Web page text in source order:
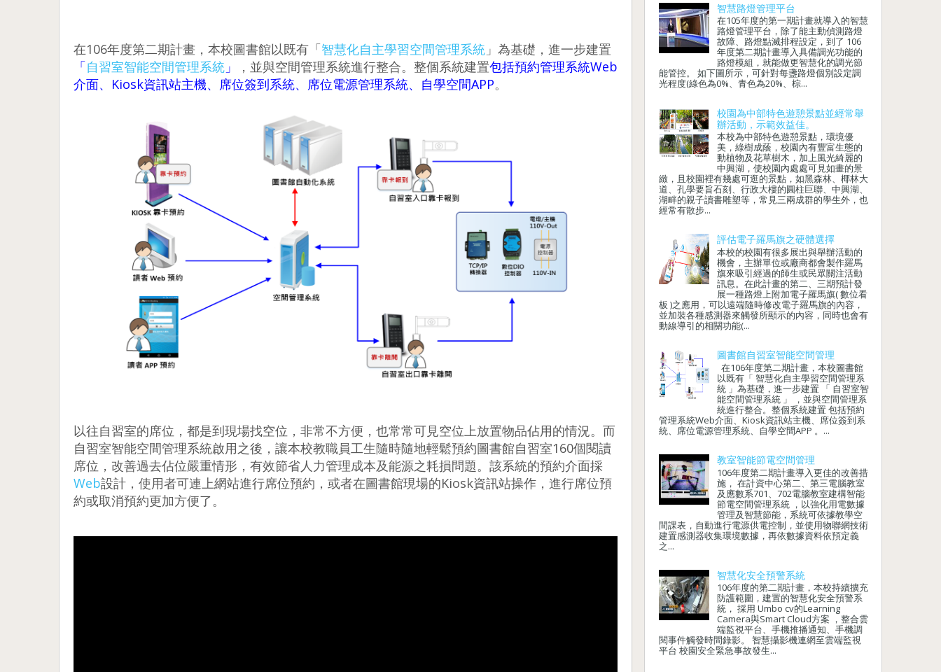
在106年度第二期計畫，本校圖書館以既有「智慧化自主學習空間管理系統 」為基礎，進一步建置
「自習室智能空間管理系統 」 ，並與空間管理系統進行整合。整個系統建置包括預約管理系統Web
介面、Kiosk資訊站主機、席位簽到系統、席位電源管理系統、自學空間APP。
以往自習室的席位，都是到現場找空位，非常不方便，也常常可見空位上放置物品佔用的情況。而
自習室智能空間管理系統啟用之後，讓本校教職員工生隨時隨地輕鬆預約圖書館自習室160個閱讀
席位，改善過去佔位嚴重情形，有效節省人力管理成本及能源之耗損問題。該系統的預約介面採
Web設計，使用者可連上網站進行席位預約，或者在圖書館現場的Kiosk資訊站操作，進行席位預
約或取消預約更加方便了。
智慧路燈管理平台
在105年度的第一期計畫就導入的智慧
路燈管理平台，除了能主動偵測路燈
故障、路燈點滅排程設定，到了 106
年度第二期計畫導入具備調光功能的
路燈模組，就能做更智慧化的調光節
能管控。 如下圖所示，可針對每盞路燈個別設定調
光程度(綠色為0%、青色為20%、棕...
校園為中部特色遊憩景點並經常舉
辦活動，示範效益佳。
本校為中部特色遊憩景點，環境優
美，綠樹成蔭，校園內有豐富生態的
動植物及花草樹木，加上風光綺麗的
中興湖，使校園內處處可見如畫的景
緻，且校園裡有幾處可逛的景點，如黑森林、椰林大
道、孔學要旨石刻、行政大樓的圓柱巨聯、中興湖、
湖畔的親子讀書雕塑等，常見三兩成群的學生外，也
經常有散步...
評估電子羅馬旗之硬體選擇
本校的校園有很多展出與舉辦活動的
機會，主辦單位或廠商都會製作羅馬
旗來吸引經過的師生或民眾關注活動
訊息。在此計畫的第二、三期預計發
展一種路燈上附加電子羅馬旗( 數位看
板 )之應用，可以遠端隨時修改電子羅馬旗的內容，
並加裝各種感測器來觸發所顯示的內容，同時也會有
動線導引的相關功能(...
圖書館自習室智能空間管理
在106年度第二期計畫，本校圖書館
以既有「 智慧化自主學習空間管理系
統 」為基礎，進一步建置 「 自習室智
能空間管理系統 」 ，並與空間管理系
統進行整合。整個系統建置 包括預約
管理系統Web介面、Kiosk資訊站主機、席位簽到系
統、席位電源管理系統、自學空間APP 。...
教室智能節電空間管理
106年度第二期計畫導入更佳的改善措
施， 在計資中心第二、第三電腦教室
及應數系701、702電腦教室建構智能
節電空間管理系統 ，以強化用電數據
管理及智慧節能，系統可依據教學空
間課表，自動進行電源供電控制，並使用物聯網技術
建置感測器收集環境數據，再依數據資料依預定義
之...
智慧化安全預警系統
106年度的第二期計畫，本校持續擴充
防護範圍，建置的智慧化安全預警系
統， 採用 Umbo cv的Learning
Camera與Smart Cloud方案 ，整合雲
端監視平台、手機推播通知、手機調
閱事件觸發時間錄影。 智慧攝影機連網至雲端監視
平台 校園安全緊急事故發生...